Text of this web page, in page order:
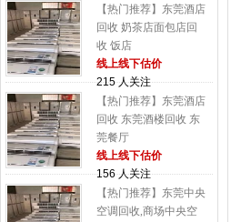
【热门推荐】东莞酒店
回收 奶茶店面包店回
收 饭店
线上线下估价
215 人关注
【热门推荐】东莞酒店
回收 东莞酒楼回收 东
莞餐厅
线上线下估价
156 人关注
【热门推荐】东莞中央
空调回收,商场中央空